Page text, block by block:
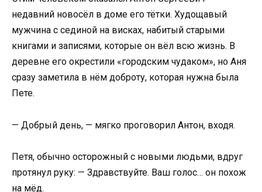
недавний новосёл в доме его тётки. Худощавый
мужчина с сединой на висках, набитый старыми
книгами и записями, которые он вёл всю жизнь. В
деревне его окрестили «городским чудаком», но Аня
сразу заметила в нём доброту, которая нужна была
Пете.
— Добрый день, — мягко проговорил Антон, входя.
Петя, обычно осторожный с новыми людьми, вдруг
протянул руку: — Здравствуйте. Ваш голос… он похож
на мёд.